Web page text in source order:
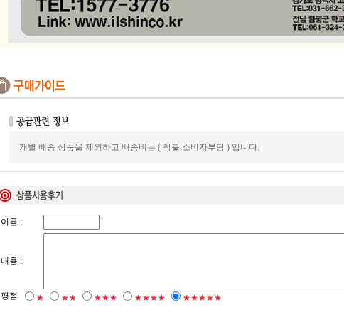
개별 배송 상품을 제외하고 배송비는 ( 착불.소비자부담 ) 입니다.
이름 :
내용 :
평점 ★ ★★ ★★★ ★★★★ ★★★★★